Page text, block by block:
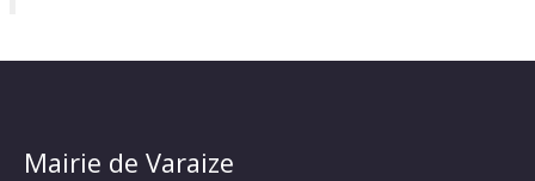
Mairie de Varaize